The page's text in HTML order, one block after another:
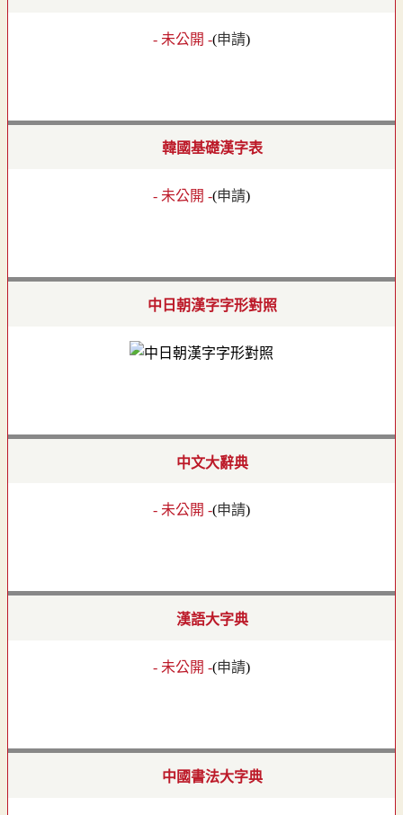
- 未公開 -(申請)
韓國基礎漢字表
- 未公開 -(申請)
中日朝漢字字形對照
中文大辭典
- 未公開 -(申請)
漢語大字典
- 未公開 -(申請)
中國書法大字典